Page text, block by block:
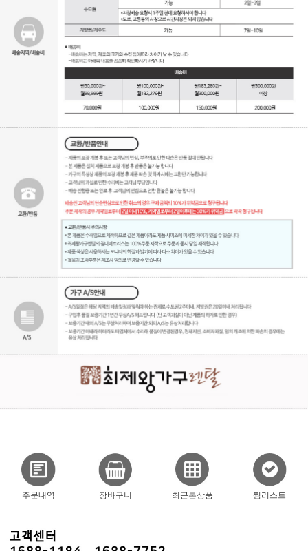
주문내역 장바구니 최근본상품 찜리스트